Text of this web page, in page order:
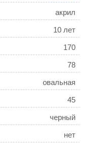
акрил
10 лет
170
78
овальная
45
черный
нет